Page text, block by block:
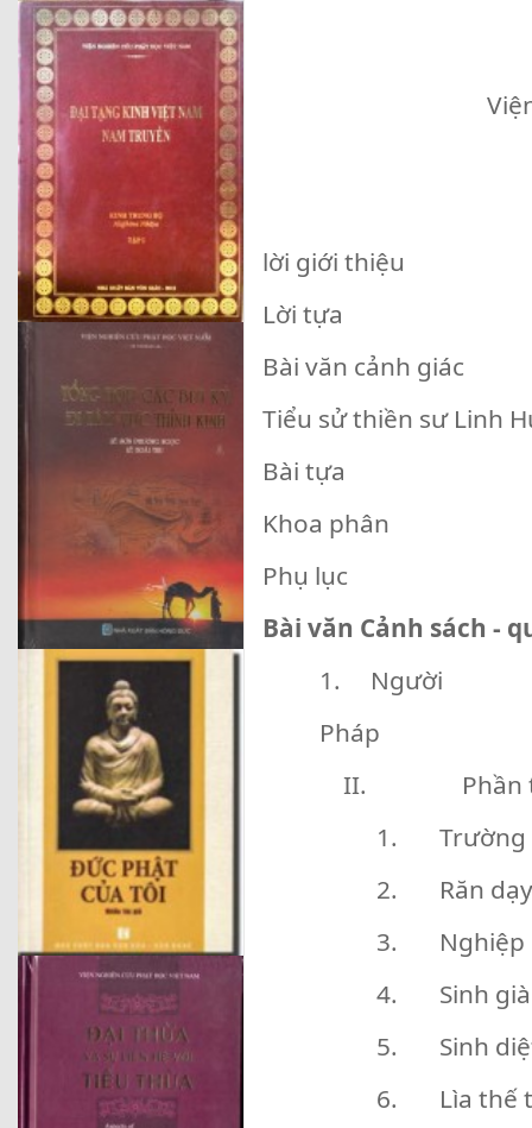
lời giới thiệu
Lời tựa
Bài văn cảnh giác
Tiểu sử thiền sư Linh
Bài tựa
Khoa phân
Phụ lục
Bài văn Cảnh sách -
1. Người
Pháp
II. Phần thứ
1. Trường
2. Răn dạy
3. Nghiệp
4. Sinh già
5. Sinh
6. Lìa thế